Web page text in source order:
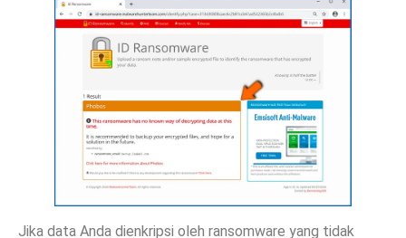
Jika data Anda dienkripsi oleh ransomware yang tidak